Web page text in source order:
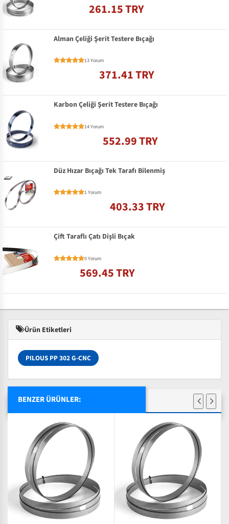
261.15 TRY
Alman Çeliği Şerit Testere Bıçağı
13 Yorum
371.41 TRY
Karbon Çeliği Şerit Testere Bıçağı
14 Yorum
552.99 TRY
Düz Hızar Bıçağı Tek Tarafı Bilenmiş
1 Yorum
403.33 TRY
Çift Taraflı Çatı Dişli Bıçak
0 Yorum
569.45 TRY
Ürün Etiketleri
PILOUS PP 302 G-CNC
BENZER ÜRÜNLER: